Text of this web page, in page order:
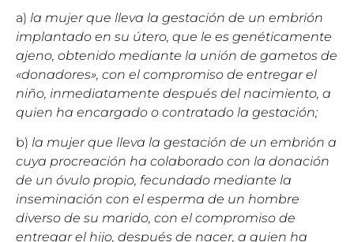
a) la mujer que lleva la gestación de un embrión
implantado en su útero, que le es genéticamente
ajeno, obtenido mediante la unión de gametos de
«donadores», con el compromiso de entregar el
niño, inmediatamente después del nacimiento, a
quien ha encargado o contratado la gestación;
b) la mujer que lleva la gestación de un embrión a
cuya procreación ha colaborado con la donación
de un óvulo propio, fecundado mediante la
inseminación con el esperma de un hombre
diverso de su marido, con el compromiso de
entregar el hijo, después de nacer, a quien ha